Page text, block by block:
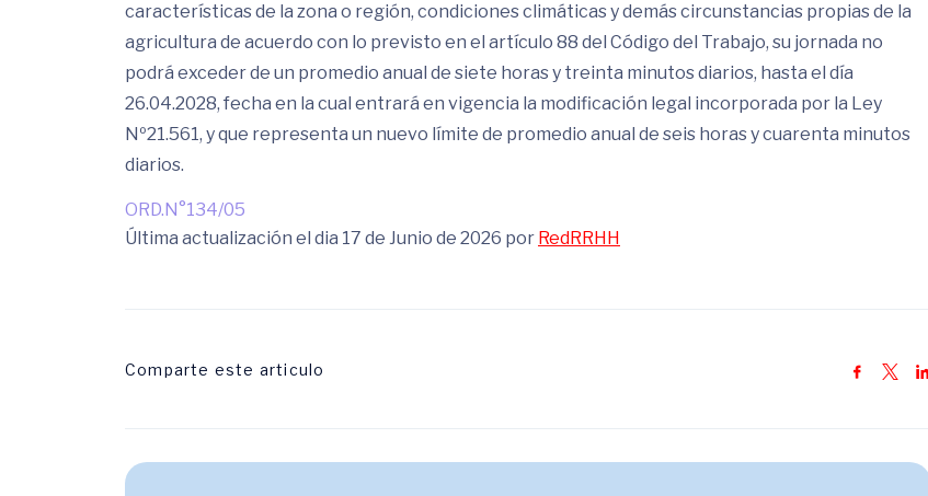
características de la zona o región, condiciones climáticas y demás circunstancias propias de la
agricultura de acuerdo con lo previsto en el artículo 88 del Código del Trabajo, su jornada no
podrá exceder de un promedio anual de siete horas y treinta minutos diarios, hasta el día
26.04.2028, fecha en la cual entrará en vigencia la modificación legal incorporada por la Ley
Nº21.561, y que representa un nuevo límite de promedio anual de seis horas y cuarenta minutos
diarios.
ORD.N°134/05
Última actualización el dia 17 de Junio de 2026 por RedRRHH
Comparte este articulo